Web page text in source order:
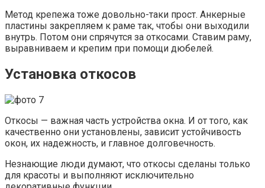
Метод крепежа тоже довольно-таки прост. Анкерные
пластины закрепляем к раме так, чтобы они выходили
внутрь. Потом они спрячутся за откосами. Ставим раму,
выравниваем и крепим при помощи дюбелей.
Установка откосов
Откосы — важная часть устройства окна. И от того, как
качественно они установлены, зависит устойчивость
окон, их надежность, и главное долговечность.
Незнающие люди думают, что откосы сделаны только
для красоты и выполняют исключительно